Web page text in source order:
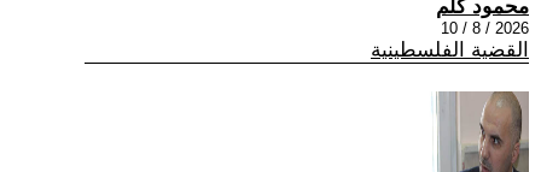
محمود كلّم
2026 / 8 / 10
القضية الفلسطينية